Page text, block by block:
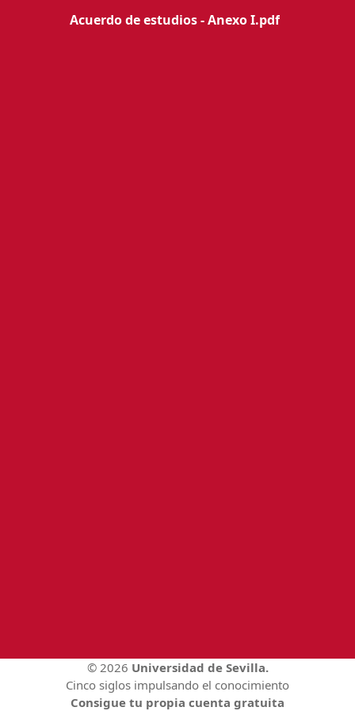
Acuerdo de estudios - Anexo I.pdf
© 2026 Universidad de Sevilla.
Cinco siglos impulsando el conocimiento
Consigue tu propia cuenta gratuita